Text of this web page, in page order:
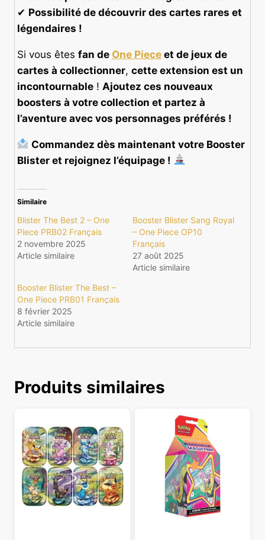
✔ Possibilité de découvrir des cartes rares et
légendaires !
Si vous êtes fan de One Piece et de jeux de
cartes à collectionner, cette extension est un
incontournable ! Ajoutez ces nouveaux
boosters à votre collection et partez à
l’aventure avec vos personnages préférés !
Commandez dès maintenant votre Booster
Blister et rejoignez l’équipage !
Similaire
Blister The Best 2 – One
Piece PRB02 Français
2 novembre 2025
Article similaire
Booster Blister Sang Royal
– One Piece OP10
Français
27 août 2025
Article similaire
Booster Blister The Best –
One Piece PRB01 Français
8 février 2025
Article similaire
Produits similaires